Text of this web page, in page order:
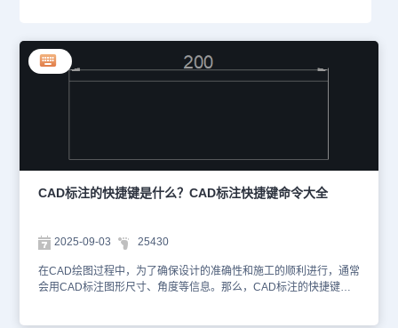
CAD标注的快捷键是什么？CAD标注快捷键命令大全
2025-09-03 25430
在CAD绘图过程中，为了确保设计的准确性和施工的顺利进行，通常
会用CAD标注图形尺寸、角度等信息。那么，CAD标注的快捷键是